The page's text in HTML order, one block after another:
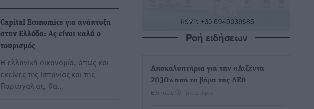
Capital Economics για ανάπτυξη
στην Ελλάδα: Ας είναι καλά ο
τουρισμός
Η ελληνική οικονομία, όπως και
εκείνες της Ισπανίας και της
Πορτογαλίας, θα…
Ροή ειδήσεων
Αποκαλυπτήρια για την «Ατζέντα
2030» από το βήμα της ΔΕΘ
Ειδήσεις πριν 2 ώρες